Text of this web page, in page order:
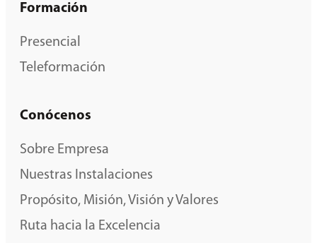
Formación
Presencial
Teleformación
Conócenos
Sobre Empresa
Nuestras Instalaciones
Propósito, Misión, Visión y Valores
Ruta hacia la Excelencia